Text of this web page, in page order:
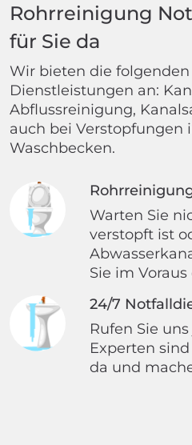
Rohrreinigung
für Sie da
Wir bieten die
Dienstleistungen an:
Abflussreinigung,
auch bei Verstopfungen
Waschbecken.
Warten Sie
verstopft ist
Sie im
24/7
Rufen Sie
Experten
da und